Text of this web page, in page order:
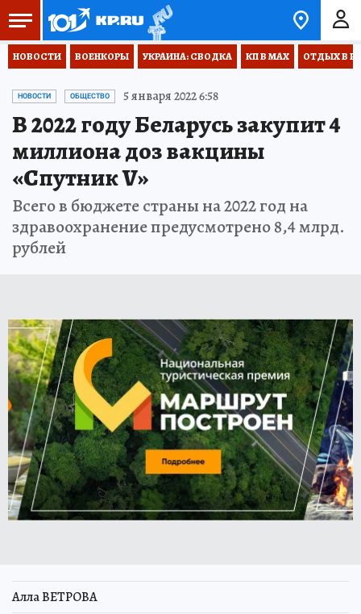
НОВОСТИ ВОЕНКОРЫ УКРАИНА: СВОДКА КП В МАХ ОТДЫХ В
НОВОСТИ ОБЩЕСТВО 5 января 2022 6:58
В 2022 году Беларусь закупит 4
миллиона доз вакцины
«Спутник V»
Всего в бюджете страны на 2022 год на
здравоохранение предусмотрено 8,4 млрд.
рублей
Алла ВЕТРОВА